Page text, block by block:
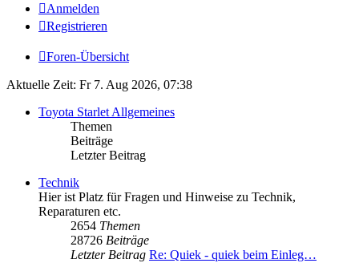
Anmelden
Registrieren
Foren-Übersicht
Aktuelle Zeit: Fr 7. Aug 2026, 07:38
Toyota Starlet Allgemeines
Themen
Beiträge
Letzter Beitrag
Technik
Hier ist Platz für Fragen und Hinweise zu Technik,
Reparaturen etc.
2654 Themen
28726 Beiträge
Letzter Beitrag Re: Quiek - quiek beim Einleg…